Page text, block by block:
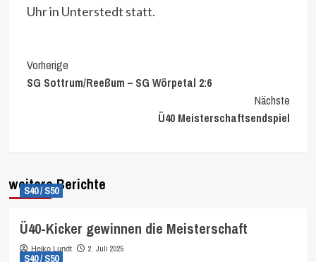
Uhr in Unterstedt statt.
Continue
Reading
Vorherige
SG Sottrum/Reeßum – SG Wörpetal 2:6
Nächste
Ü40 Meisterschaftsendspiel
weitere Berichte
S40 / S50
Ü40-Kicker gewinnen die Meisterschaft
Heiko Lundt 2. Juli 2025
S40 / S50